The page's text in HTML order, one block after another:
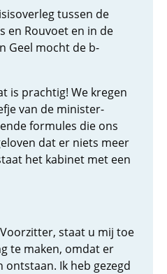
tussen de
en Rouvoet en in de
Geel mocht de b-
is prachtig! We kregen
van de minister-
formules die ons
dat er niets meer
het kabinet met een
staat u mij toe
te maken, omdat er
Ik heb gezegd